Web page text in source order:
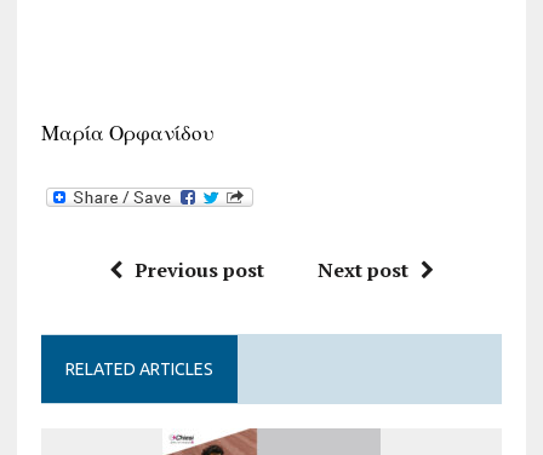
Μαρία Ορφανίδου
Previous post Next post
RELATED ARTICLES